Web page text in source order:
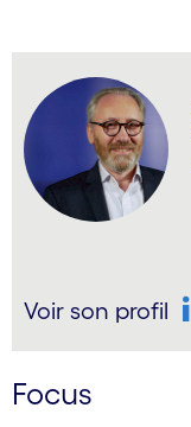
Voir son profil
Focus